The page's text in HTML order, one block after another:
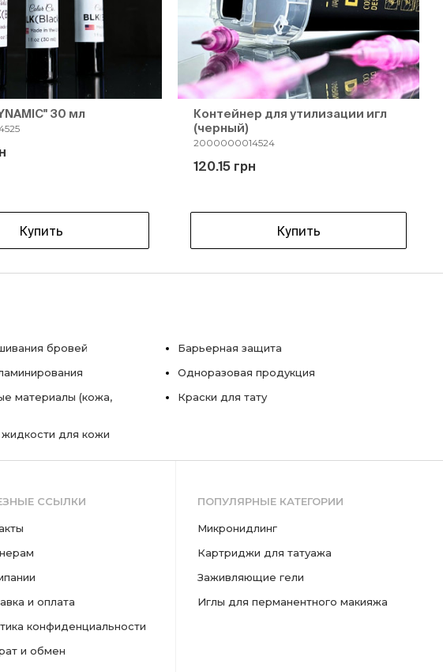
30 мл
Купить
Контейнер для утилизации игл
(черный)
2000000014524
120.15 грн
Купить
бровей
материалы (кожа,
для кожи
Барьерная защита
Одноразовая продукция
Краски для тату
ССЫЛКИ
и оплата
конфиденциальности
и обмен
ПОПУЛЯРНЫЕ КАТЕГОРИИ
микронидлинг
картриджи для татуажа
заживляющие гели
иглы для перманентного макияжа